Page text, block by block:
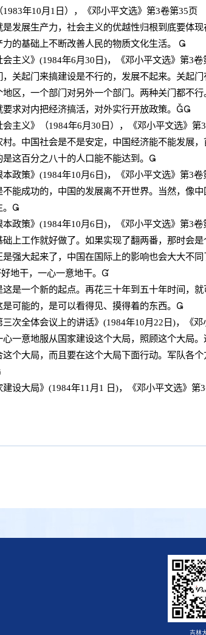
1983年10月 1 日），《邓小平文选》第3卷第35页
展生产力，社会主义的优越性归根到底要体现
的基础上不断改善人民的物质文化生活。

主义》 (1984年6月30 日)，《邓小平文选》第3卷
起门来搞建设是不行的，发展不起来。关起门
区，一个部门对另外一个部门。两种关门都不
求对内把经济搞活，对外实行开放政策。 
会主义》（1984年6月30 日），《邓小平文选》第3
中国社会是不是安定，中国经济能不能发展，
这百分之八十的人口能不能达到。 
政策》 (1984年10月6 日)，《邓小平文选》第3卷
成功的，中国的发展离不开世界。当然，像中

政策》 (1984年10月6 日)，《邓小平文选》第3卷
工作就好做了。如果实现了翻两番，那时会是
强大起来了，中国在国际上的影响也会大大不
地干，一心一意地干。 
一个新的起点。再花三十年到五十年时间，就
可能的，是可以看得见、摸得着的东西。 
次全体会议上的讲话》 (1984年10月 22 日)，《邓
意地服从国家建设这个大局，照顾这个大局。
个大局，而且要在这个大局下面行动。军队各
设大局》 (1984年11 月 1 日)，《邓小平文选》第3
吉林